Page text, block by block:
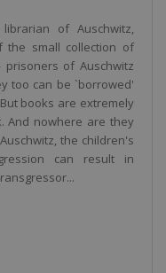
of Auschwitz,
the small collection of
of Auschwitz
too can be `borrowed'
books are extremely
And nowhere are they
the children's
can result in